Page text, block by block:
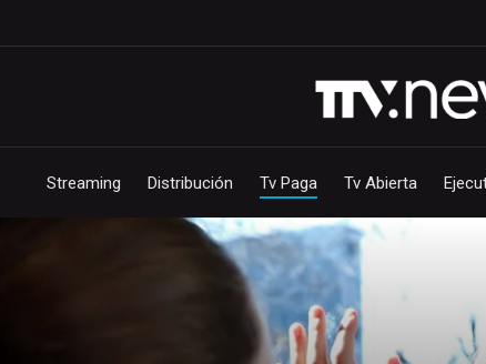
Streaming Distribución Tv Paga Tv Abierta